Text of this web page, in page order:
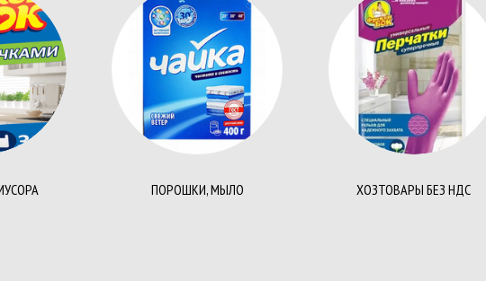
Компьютерные аксессуары
Клеящая лента
Настольные принадлежности
Планшеты
Портфели пластиковые
Разделители для папок
Офисная техника
ПОРОШКИ, МЫЛО ХОЗТОВАРЫ БЕЗ НДС